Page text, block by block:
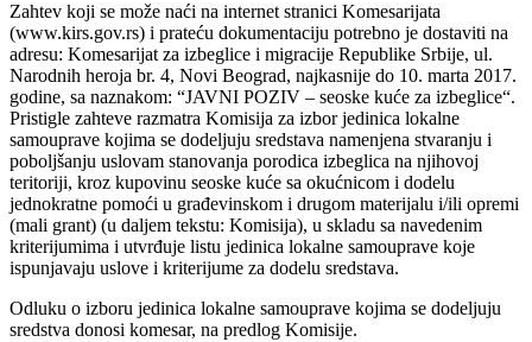
Zahtev koji se može naći na internet stranici Komesarijata
(www.kirs.gov.rs) i prateću dokumentaciju potrebno je dostaviti na
adresu: Komesarijat za izbeglice i migracije Republike Srbije, ul.
Narodnih heroja br. 4, Novi Beograd, najkasnije do 10. marta 2017.
godine, sa naznakom: “JAVNI POZIV – seoske kuće za izbeglice“.
Pristigle zahteve razmatra Komisija za izbor jedinica lokalne
samouprave kojima se dodeljuju sredstava namenjena stvaranju i
poboljšanju uslovam stanovanja porodica izbeglica na njihovoj
teritoriji, kroz kupovinu seoske kuće sa okućnicom i dodelu
jednokratne pomoći u građevinskom i drugom materijalu i/ili opremi
(mali grant) (u daljem tekstu: Komisija), u skladu sa navedenim
kriterijumima i utvrđuje listu jedinica lokalne samouprave koje
ispunjavaju uslove i kriterijume za dodelu sredstava.
Odluku o izboru jedinica lokalne samouprave kojima se dodeljuju
sredstva donosi komesar, na predlog Komisije.